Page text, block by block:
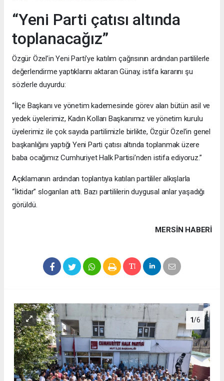
“Yeni Parti çatısı altında
toplanacağız”
Özgür Özel’in Yeni Parti’ye katılım çağrısının ardından partililerle
değerlendirme yaptıklarını aktaran Günay, istifa kararını şu
sözlerle duyurdu:
“İlçe Başkanı ve yönetim kademesinde görev alan bütün asil ve
yedek üyelerimiz, Kadın Kolları Başkanımız ve yönetim kurulu
üyelerimiz ile çok sayıda partilimizle birlikte, Özgür Özel’in genel
başkanlığını yaptığı Yeni Parti çatısı altında toplanmak üzere
baba ocağımız Cumhuriyet Halk Partisi’nden istifa ediyoruz.”
Açıklamanın ardından toplantıya katılan partililer alkışlarla
“İktidar” sloganları attı. Bazı partililerin duygusal anlar yaşadığı
görüldü.
MERSIN HABERİ
1/6